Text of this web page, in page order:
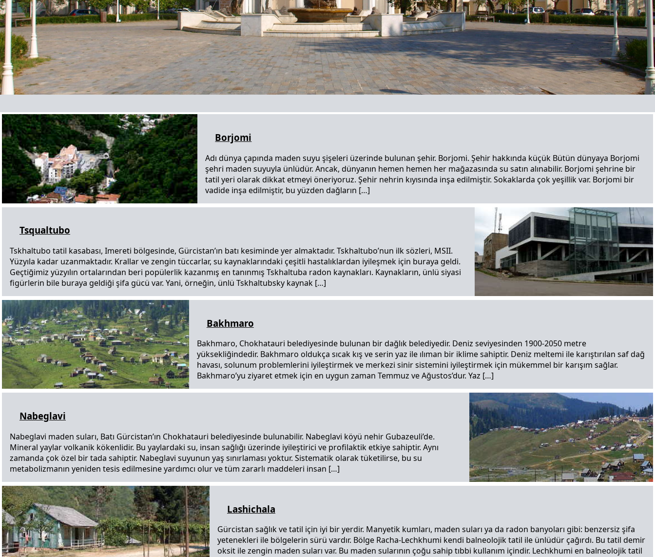
Borjomi
Adı dünya çapında maden suyu şişeleri üzerinde bulunan şehir. Borjomi. Şehir hakkında küçük Bütün dünyaya Borjomi
şehri maden suyuyla ünlüdür. Ancak, dünyanın hemen hemen her mağazasında su satın alınabilir. Borjomi şehrine bir
tatil yeri olarak dikkat etmeyi öneriyoruz. Şehir nehrin kıyısında inşa edilmiştir. Sokaklarda çok yeşillik var. Borjomi bir
vadide inşa edilmiştir, bu yüzden dağların […]
Tsqualtubo
Tskhaltubo tatil kasabası, Imereti bölgesinde, Gürcistan’ın batı kesiminde yer almaktadır. Tskhaltubo’nun ilk sözleri, MSII.
Yüzyıla kadar uzanmaktadır. Krallar ve zengin tüccarlar, su kaynaklarındaki çeşitli hastalıklardan iyileşmek için buraya geldi.
Geçtiğimiz yüzyılın ortalarından beri popülerlik kazanmış en tanınmış Tskhaltuba radon kaynakları. Kaynakların, ünlü siyasi
figürlerin bile buraya geldiği şifa gücü var. Yani, örneğin, ünlü Tskhaltubsky kaynak […]
Bakhmaro
Bakhmaro, Chokhatauri belediyesinde bulunan bir dağlık belediyedir. Deniz seviyesinden 1900-2050 metre
yüksekliğindedir. Bakhmaro oldukça sıcak kış ve serin yaz ile ılıman bir iklime sahiptir. Deniz meltemi ile karıştırılan saf dağ
havası, solunum problemlerini iyileştirmek ve merkezi sinir sistemini iyileştirmek için mükemmel bir karışım sağlar.
Bakhmaro’yu ziyaret etmek için en uygun zaman Temmuz ve Ağustos’dur. Yaz […]
Nabeglavi
Nabeglavi maden suları, Batı Gürcistan’ın Chokhatauri belediyesinde bulunabilir. Nabeglavi köyü nehir Gubazeuli’de.
Mineral yaylar volkanik kökenlidir. Bu yaylardaki su, insan sağlığı üzerinde iyileştirici ve profilaktik etkiye sahiptir. Aynı
zamanda çok özel bir tada sahiptir. Nabeglavi suyunun yaş sınırlaması yoktur. Sistematik olarak tüketilirse, bu su
metabolizmanın yeniden tesis edilmesine yardımcı olur ve tüm zararlı maddeleri insan […]
Lashichala
Gürcistan sağlık ve tatil için iyi bir yerdir. Manyetik kumları, maden suları ya da radon banyoları gibi: benzersiz şifa
yetenekleri ile bölgelerin sürü vardır. Bölge Racha-Lechkhumi kendi balneolojik tatil ile ünlüdür çağırdı. Bu tatil demir
oksit ile zengin maden suları var. Bu maden sularının çoğu sahip tıbbi kullanım içindir. Lechkhumi en balneolojik tatil